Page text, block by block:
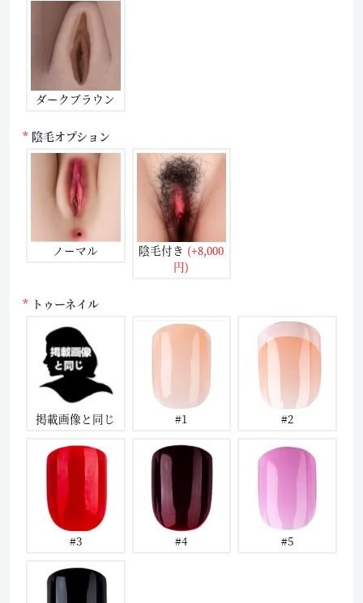
ダークブラウン
陰毛オプション
ノーマル 陰毛付き (+8,000
円)
トゥーネイル
掲載画像と同じ #1 #2
#3 #4 #5